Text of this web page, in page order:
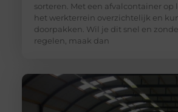
sorteren. Met een afvalcontainer op
het werkterrein overzichtelijk en
doorpakken. Wil je dit snel en
regelen, maak dan